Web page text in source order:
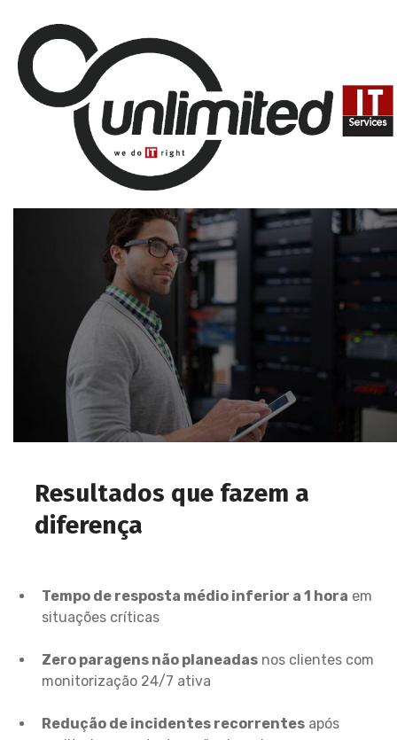
Resultados que fazem a
diferença
Tempo de resposta médio inferior a 1 hora em
situações críticas
Zero paragens não planeadas nos clientes com
monitorização 24/7 ativa
Redução de incidentes recorrentes após